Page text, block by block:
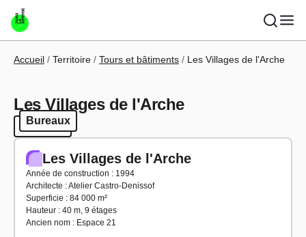
Aller au contenu principal
Fil d'Ariane
Accueil Territoire Tours et bâtiments Les Villages de l'Arche
Les Villages de l'Arche
Bureaux
Bureaux
Les Villages de l'Arche
Année de construction : 1994
Architecte : Atelier Castro-Denissof
Superficie : 84 000 m²
Hauteur : 40 m, 9 étages
Ancien nom : Espace 21